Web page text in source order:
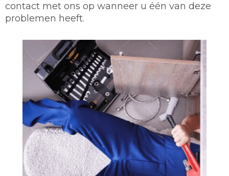
contact met ons op wanneer u één van deze
problemen heeft.